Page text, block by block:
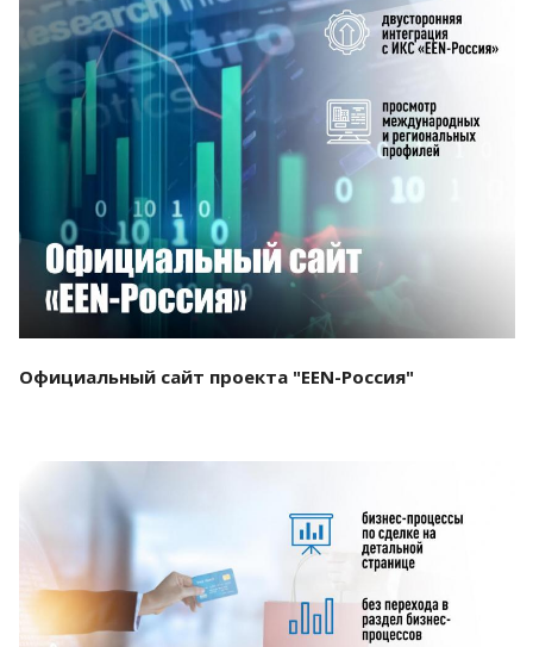
Смотреть проект
Официальный сайт проекта "EEN-Россия"